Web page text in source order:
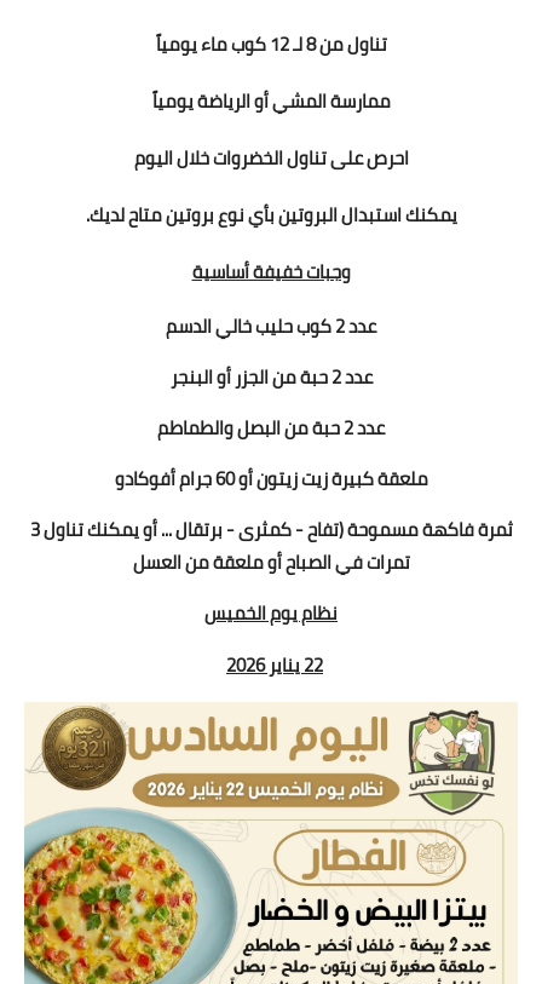
تناول من 8 لـ 12 كوب ماء يومياً
ممارسة المشي أو الرياضة يومياً
احرص على تناول الخضروات خلال اليوم
يمكنك استبدال البروتين بأي نوع بروتين متاح لديك.
وجبات خفيفة أساسية
عدد 2 كوب حليب خالي الدسم
عدد 2 حبة من الجزر أو البنجر
عدد 2 حبة من البصل والطماطم
ملعقة كبيرة زيت زيتون أو 60 جرام أفوكادو
ثمرة فاكهة مسموحة (تفاح - كمثرى - برتقال ... أو يمكنك تناول 3
تمرات في الصباح أو ملعقة من العسل
نظام يوم الخميس
22 يناير 2026